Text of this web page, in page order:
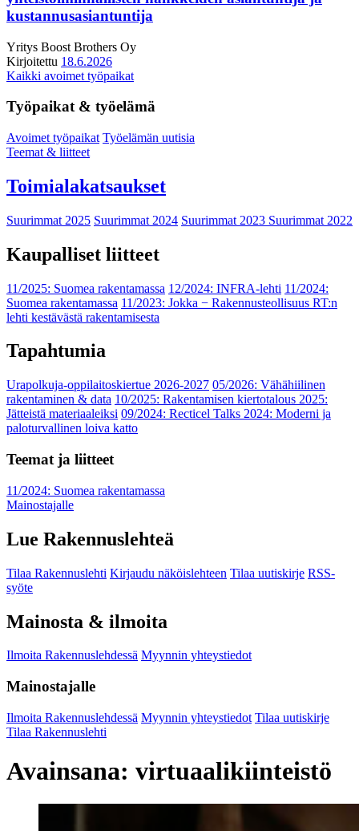
kustannusasiantuntija
Yritys Boost Brothers Oy
Kirjoitettu 18.6.2026
Kaikki avoimet työpaikat
Työpaikat & työelämä
Avoimet työpaikat Työelämän uutisia
Teemat & liitteet
Toimialakatsaukset
Suurimmat 2025 Suurimmat 2024 Suurimmat 2023 Suurimmat 2022
Kaupalliset liitteet
11/2025: Suomea rakentamassa 12/2024: INFRA-lehti 11/2024:
Suomea rakentamassa 11/2023: Jokka − Rakennusteollisuus RT:n
lehti kestävästä rakentamisesta
Tapahtumia
Urapolkuja-oppilaitoskiertue 2026-2027 05/2026: Vähähiilinen
rakentaminen & data 10/2025: Rakentamisen kiertotalous 2025:
Jätteistä materiaaleiksi 09/2024: Recticel Talks 2024: Moderni ja
paloturvallinen loiva katto
Teemat ja liitteet
11/2024: Suomea rakentamassa
Mainostajalle
Lue Rakennuslehteä
Tilaa Rakennuslehti Kirjaudu näköislehteen Tilaa uutiskirje RSS-
syöte
Mainosta & ilmoita
Ilmoita Rakennuslehdessä Myynnin yhteystiedot
Mainostajalle
Ilmoita Rakennuslehdessä Myynnin yhteystiedot Tilaa uutiskirje
Tilaa Rakennuslehti
Avainsana: virtuaalikiinteistö